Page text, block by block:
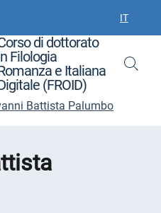
IT
di dottorato
Filologia
e Italiana
(FROID)
Battista Palumbo